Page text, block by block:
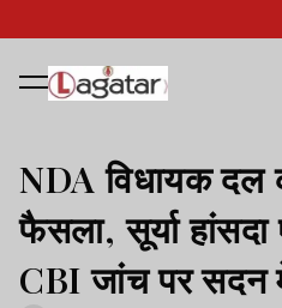
NDA विधायक
फैसला, सूर्या
CBI जांच पर सदन